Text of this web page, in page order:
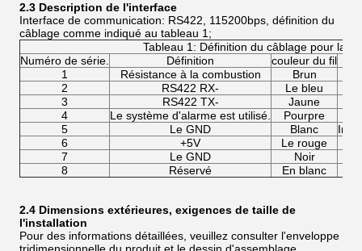
2.3 Description de l'interface
Interface de communication: RS422, 115200bps, définition du
câblage comme indiqué au tableau 1;
Tableau 1: Définition du câblage pour la
Numéro de série.
Définition
couleur du fil
1
Résistance à la combustion
Brun
2
RS422 RX-
Le bleu
3
RS422 TX-
Jaune
4
Le système d'alarme est utilisé.
Pourpre
5
Le GND Blanc
6
+5V
Le rouge
7
Le GND Noir
8
Réservé En blanc
2.4 Dimensions extérieures, exigences de taille de
l'installation
Pour des informations détaillées, veuillez consulter l'enveloppe